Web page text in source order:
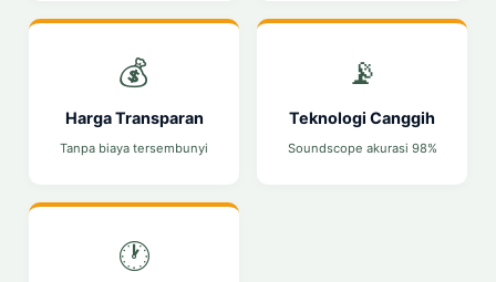
💰
Harga Transparan
Tanpa biaya tersembunyi
📡
Teknologi Canggih
Soundscope akurasi 98%
🕐